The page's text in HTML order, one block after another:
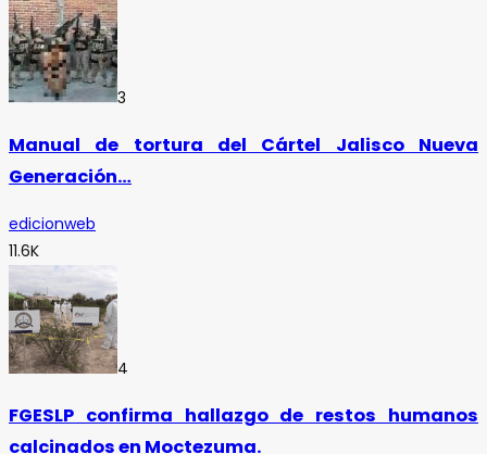
3
Manual de tortura del Cártel Jalisco Nueva
Generación…
edicionweb
11.6K
4
FGESLP confirma hallazgo de restos humanos
calcinados en Moctezuma.